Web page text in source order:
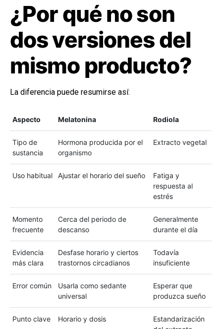
¿Por qué no son
dos versiones del
mismo producto?
La diferencia puede resumirse así:
Aspecto Melatonina Rodiola
Tipo de
sustancia
Hormona producida por el
organismo
Extracto vegetal
Uso habitual Ajustar el horario del sueño
Fatiga y
respuesta al
estrés
Momento
frecuente
Cerca del periodo de
descanso
Generalmente
durante el día
Evidencia
más clara
Desfase horario y ciertos
trastornos circadianos
Todavía
insuficiente
Error común
Usarla como sedante
universal
Esperar que
produzca sueño
Punto clave Horario y dosis
Estandarización